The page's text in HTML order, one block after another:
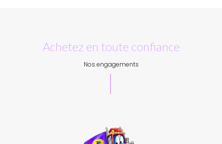
Achetez en toute confiance
Nos engagements